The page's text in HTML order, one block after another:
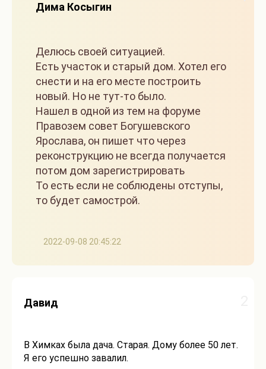
2022-09-08 20:45:22
Дима Косыгин
Делюсь своей ситуацией.
Есть участок и старый дом. Хотел его
снести и на его месте построить
новый. Но не тут-то было.
Нашел в одной из тем на форуме
Правозем совет Богушевского
Ярослава, он пишет что через
реконструкцию не всегда получается
потом дом зарегистрировать
То есть если не соблюдены отступы,
то будет самострой.
Давид
В Химках была дача. Старая. Дому более 50 лет.
Я его успешно завалил.